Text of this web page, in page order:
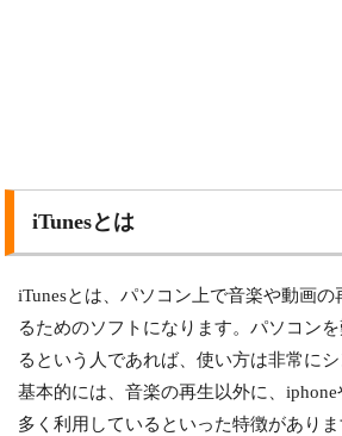
iTunesとは
iTunesとは、パソコン上で音楽や動画
るためのソフトになります。パソコン
るという人であれば、使い方は非常にシ
基本的には、音楽の再生以外に、
多く利用しているといった特徴があり